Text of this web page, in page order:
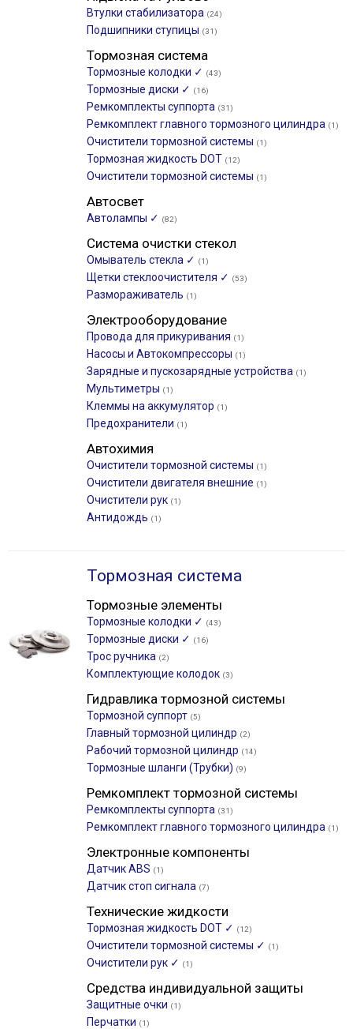
Втулки стабилизатора (24)
Подшипники ступицы (31)
Тормозная система
Тормозные колодки ✓ (43)
Тормозные диски ✓ (16)
Ремкомплекты суппорта (31)
Ремкомплект главного тормозного цилиндра (1)
Очистители тормозной системы (1)
Тормозная жидкость DOT (12)
Очистители тормозной системы (1)
Автосвет
Автолампы ✓ (82)
Система очистки стекол
Омыватель стекла ✓ (1)
Щетки стеклоочистителя ✓ (53)
Размораживатель (1)
Электрооборудование
Провода для прикуривания (1)
Насосы и Автокомпрессоры (1)
Зарядные и пускозарядные устройства (1)
Мультиметры (1)
Клеммы на аккумулятор (1)
Предохранители (1)
Автохимия
Очистители тормозной системы (1)
Очистители двигателя внешние (1)
Очистители рук (1)
Антидождь (1)
Тормозная система
Тормозные элементы
Тормозные колодки ✓ (43)
Тормозные диски ✓ (16)
Трос ручника (2)
Комплектующие колодок (3)
Гидравлика тормозной системы
Тормозной суппорт (5)
Главный тормозной цилиндр (2)
Рабочий тормозной цилиндр (14)
Тормозные шланги (Трубки) (9)
Ремкомплект тормозной системы
Ремкомплекты суппорта (31)
Ремкомплект главного тормозного цилиндра (1)
Электронные компоненты
Датчик ABS (1)
Датчик стоп сигнала (7)
Технические жидкости
Тормозная жидкость DOT ✓ (12)
Очистители тормозной системы ✓ (1)
Очистители рук ✓ (1)
Средства индивидуальной защиты
Защитные очки (1)
Перчатки (1)